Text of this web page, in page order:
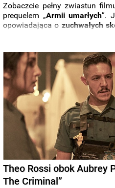
Zobaczcie pełny zwiastun
prequelem „Armii umarłych”.
opowiadająca o zuchwałych
Theo Rossi obok Aubrey
The Criminal”